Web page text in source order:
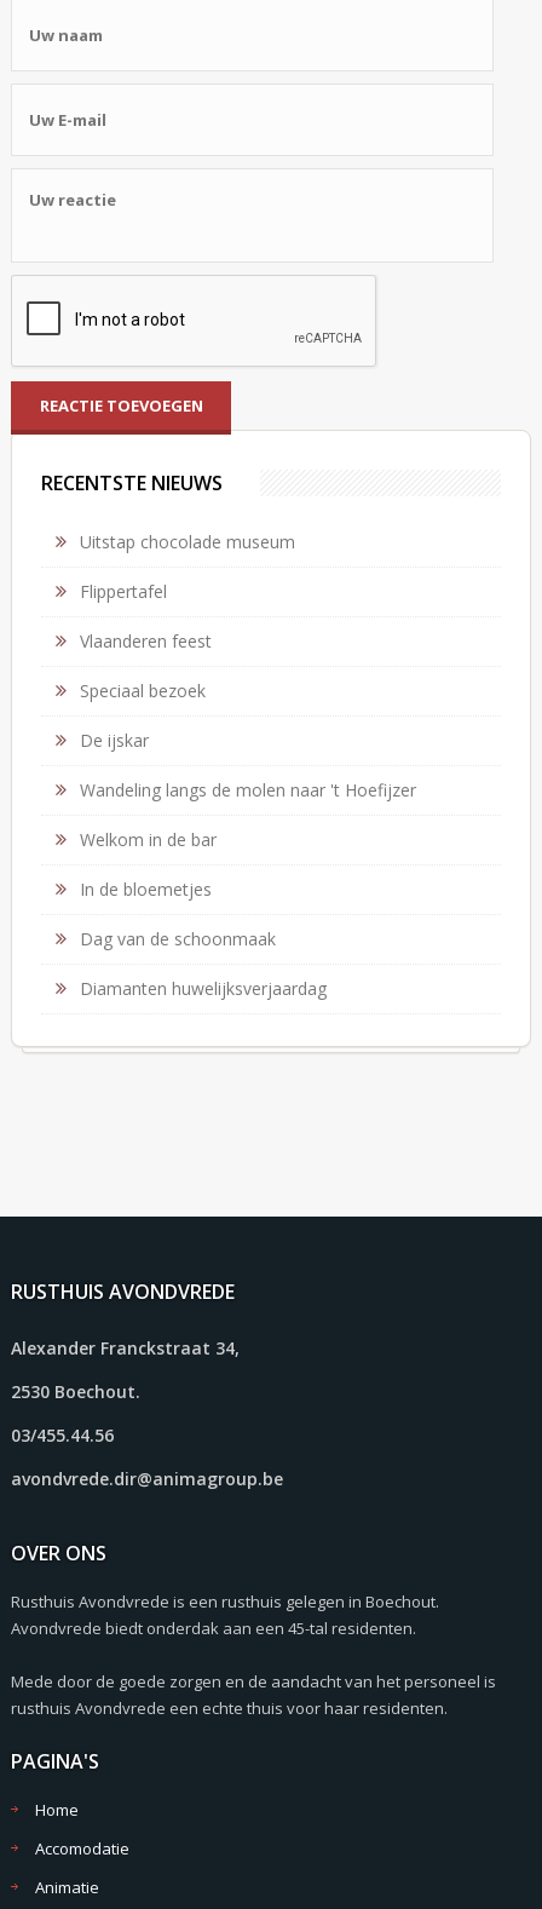
RECENTSTE NIEUWS
Uitstap chocolade museum
Flippertafel
Vlaanderen feest
Speciaal bezoek
De ijskar
Wandeling langs de molen naar 't Hoefijzer
Welkom in de bar
In de bloemetjes
Dag van de schoonmaak
Diamanten huwelijksverjaardag
RUSTHUIS AVONDVREDE
Alexander Franckstraat 34,
2530 Boechout.
03/455.44.56
avondvrede.dir@animagroup.be
OVER ONS
Rusthuis Avondvrede is een rusthuis gelegen in Boechout.
Avondvrede biedt onderdak aan een 45-tal residenten.
Mede door de goede zorgen en de aandacht van het personeel is
rusthuis Avondvrede een echte thuis voor haar residenten.
PAGINA'S
Home
Accomodatie
Animatie